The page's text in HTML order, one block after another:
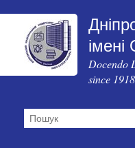
Docendo
since 1918